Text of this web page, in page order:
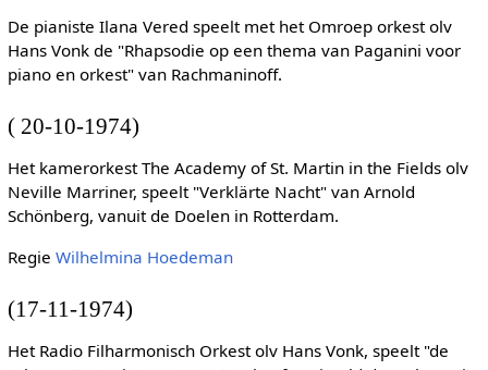
De pianiste Ilana Vered speelt met het Omroep orkest olv
Hans Vonk de "Rhapsodie op een thema van Paganini voor
piano en orkest" van Rachmaninoff.
( 20-10-1974)
Het kamerorkest The Academy of St. Martin in the Fields olv
Neville Marriner, speelt "Verklärte Nacht" van Arnold
Schönberg, vanuit de Doelen in Rotterdam.
Regie Wilhelmina Hoedeman
(17-11-1974)
Het Radio Filharmonisch Orkest olv Hans Vonk, speelt "de